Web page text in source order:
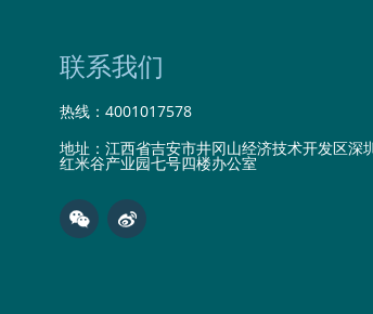
联系我们
热线： 4001017578
地址：江西省吉安市井冈山经济技术开发区深
红米谷产业园七号四楼办公室